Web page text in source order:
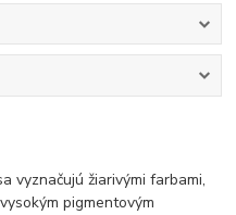
vyznačujú žiarivými farbami,
pigmentovým